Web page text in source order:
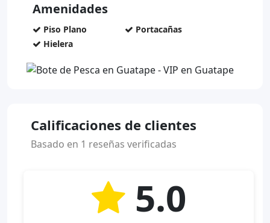
Amenidades
Piso Plano
Portacañas
Hielera
Calificaciones de clientes
Basado en 1 reseñas verificadas
5.0